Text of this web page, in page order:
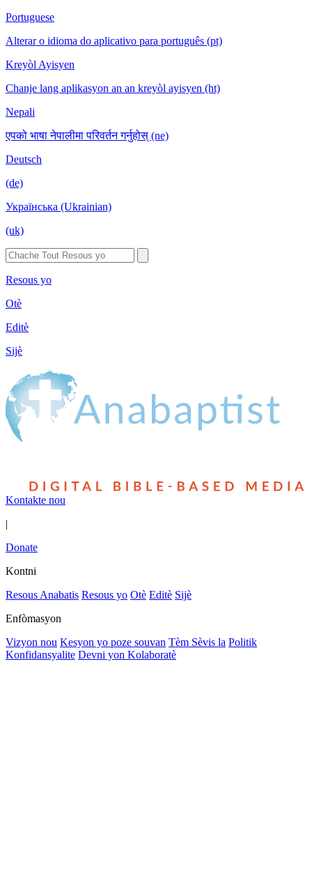
Portuguese
Alterar o idioma do aplicativo para português (pt)
Kreyòl Ayisyen
Chanje lang aplikasyon an an kreyòl ayisyen (ht)
Nepali
एपको भाषा नेपालीमा परिवर्तन गर्नुहोस् (ne)
Deutsch
(de)
Українська (Ukrainian)
(uk)
Resous yo
Otè
Editè
Sijè
Kontakte nou
|
Donate
Kontni
Resous Anabatis Resous yo Otè Editè Sijè
Enfòmasyon
Vizyon nou Kesyon yo poze souvan Tèm Sèvis la Politik
Konfidansyalite Devni yon Kolaboratè